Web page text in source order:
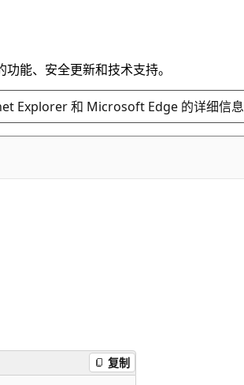
能、安全更新和技术支持。
Explorer 和 Microsoft Edge 的详细信息
复制